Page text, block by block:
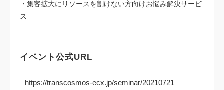
・集客拡大にリソースを割けない方向けお悩み解決サービ
ス
イベント公式URL
https://transcosmos-ecx.jp/seminar/20210721